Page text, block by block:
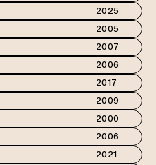
2025
2005
2007
2006
2017
2009
2000
2006
2021